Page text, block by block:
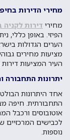
מחירי הדירות
מחירי דירות לקניה
הפיזי. באופן כללי,
הערים הגדולות
מציעות מחירים
העיר המציעות
יתרונות התחבורה
אחד היתרונות
התחבורתית. חיפה
אוטובוסים ורכבל
לכבישים
נוספות.